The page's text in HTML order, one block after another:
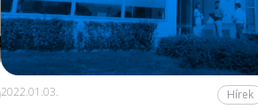
2022.01.03. Hírek